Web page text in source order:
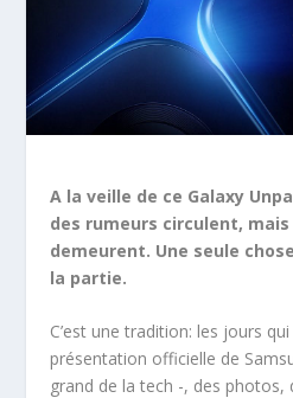
A la veille de ce Galaxy
des rumeurs circulent,
demeurent. Une seule
la partie.
C’est une tradition: les jours
présentation officielle de
grand de la tech -, des photos,